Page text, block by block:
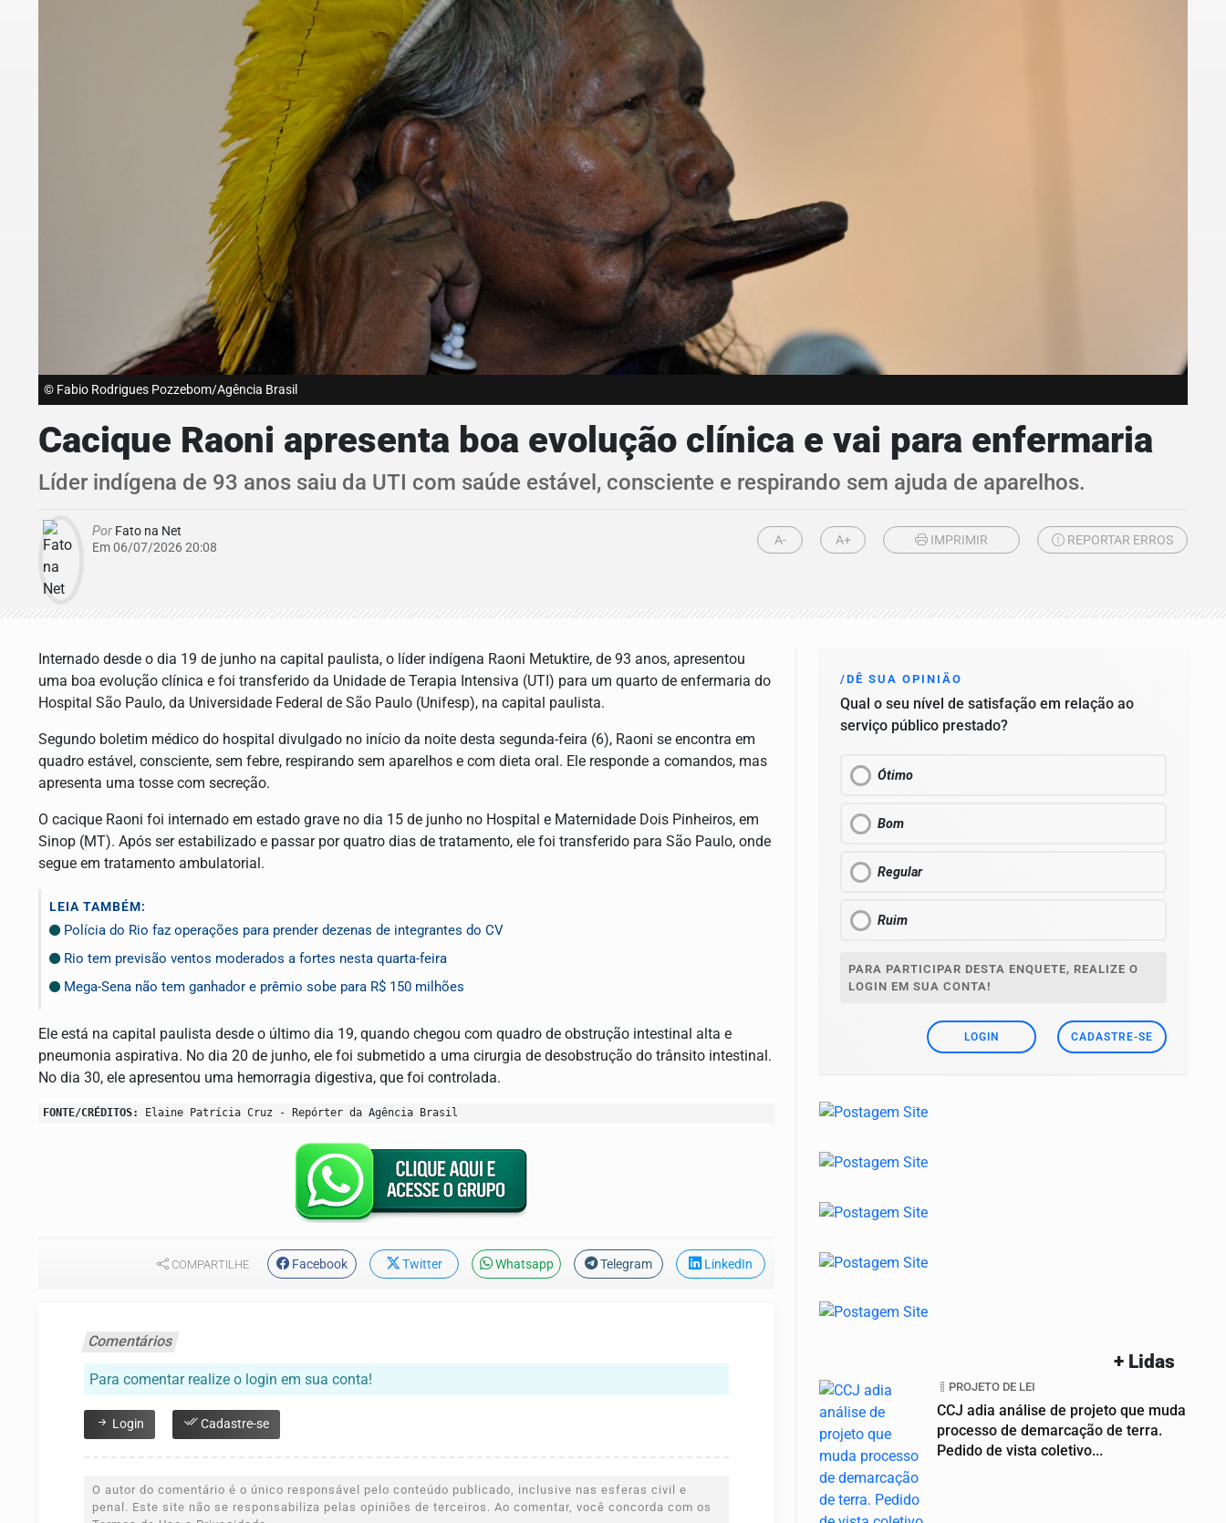
© Fabio Rodrigues Pozzebom/Agência Brasil
Cacique Raoni apresenta boa evolução clínica e vai para enfermaria
Líder indígena de 93 anos saiu da UTI com saúde estável, consciente e respirando sem ajuda de aparelhos.
Por Fato na Net
Em 06/07/2026 20:08
A- A+ IMPRIMIR REPORTAR ERROS
Internado desde o dia 19 de junho na capital paulista, o líder indígena Raoni Metuktire, de 93 anos, apresentou
uma boa evolução clínica e foi transferido da Unidade de Terapia Intensiva (UTI) para um quarto de enfermaria do
Hospital São Paulo, da Universidade Federal de São Paulo (Unifesp), na capital paulista.
Segundo boletim médico do hospital divulgado no início da noite desta segunda-feira (6), Raoni se encontra em
quadro estável, consciente, sem febre, respirando sem aparelhos e com dieta oral. Ele responde a comandos, mas
apresenta uma tosse com secreção.
O cacique Raoni foi internado em estado grave no dia 15 de junho no Hospital e Maternidade Dois Pinheiros, em
Sinop (MT). Após ser estabilizado e passar por quatro dias de tratamento, ele foi transferido para São Paulo, onde
segue em tratamento ambulatorial.
LEIA TAMBÉM:
Polícia do Rio faz operações para prender dezenas de integrantes do CV
Rio tem previsão ventos moderados a fortes nesta quarta-feira
Mega-Sena não tem ganhador e prêmio sobe para R$ 150 milhões
Ele está na capital paulista desde o último dia 19, quando chegou com quadro de obstrução intestinal alta e
pneumonia aspirativa. No dia 20 de junho, ele foi submetido a uma cirurgia de desobstrução do trânsito intestinal.
No dia 30, ele apresentou uma hemorragia digestiva, que foi controlada.
FONTE/CRÉDITOS: Elaine Patrícia Cruz - Repórter da Agência Brasil
COMPARTILHE Facebook Twitter Whatsapp Telegram LinkedIn
Comentários
Para comentar realize o login em sua conta!
Login Cadastre-se
O autor do comentário é o único responsável pelo conteúdo publicado, inclusive nas esferas civil e
penal. Este site não se responsabiliza pelas opiniões de terceiros. Ao comentar, você concorda com os
/DÊ SUA OPINIÃO
Qual o seu nível de satisfação em relação ao
serviço público prestado?
Ótimo
Bom
Regular
Ruim
PARA PARTICIPAR DESTA ENQUETE, REALIZE O
LOGIN EM SUA CONTA!
LOGIN CADASTRE-SE
+ Lidas
PROJETO DE LEI
CCJ adia análise de projeto que muda
processo de demarcação de terra.
Pedido de vista coletivo...